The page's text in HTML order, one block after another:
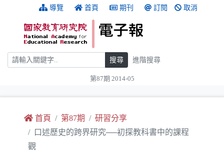
跳到主要內容 導覽 首頁 期刊 訂閱 取消
搜尋 搜尋 進階搜尋
第87期 2014-05
首頁 第87期
研習分享
口述歷史的跨界研究──初探教科書中的課程
觀